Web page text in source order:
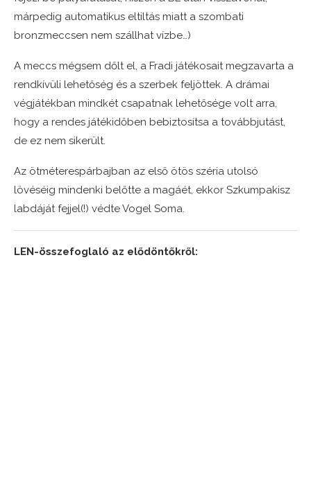
márpedig automatikus eltiltás miatt a szombati
bronzmeccsen nem szállhat vízbe…)
A meccs mégsem dőlt el, a Fradi játékosait megzavarta a
rendkívüli lehetőség és a szerbek feljöttek. A drámai
végjátékban mindkét csapatnak lehetősége volt arra,
hogy a rendes játékidőben bebiztosítsa a továbbjutást,
de ez nem sikerült.
Az ötméterespárbajban az első ötös széria utolsó
lövéséig mindenki belőtte a magáét, ekkor Szkumpakisz
labdáját fejjel(!) védte Vogel Soma.
LEN-összefoglaló az elődöntőkről: